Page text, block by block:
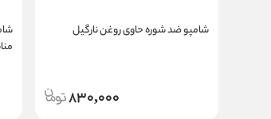
شامپو ضد شوره حاوی روغن نارگیل
830,000